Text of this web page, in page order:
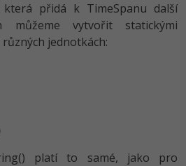
která přidá k TimeSpanu další
můžeme vytvořit statickými
jednotkách:
platí to samé, jako pro